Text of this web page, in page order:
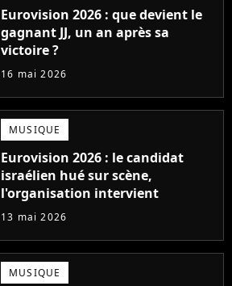
Eurovision 2026 : que devient le
gagnant JJ, un an après sa
victoire ?
16 mai 2026
MUSIQUE
Eurovision 2026 : le candidat
israélien hué sur scène,
l'organisation intervient
13 mai 2026
MUSIQUE